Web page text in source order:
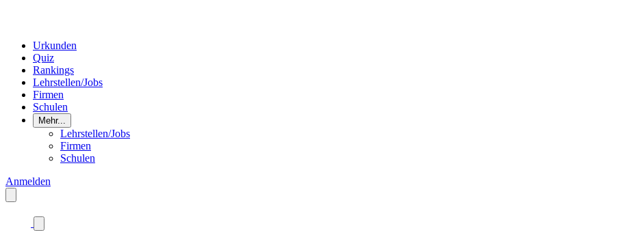
Urkunden
Quiz
Rankings
Lehrstellen/Jobs
Firmen
Schulen
Mehr...
Lehrstellen/Jobs
Firmen
Schulen
Anmelden